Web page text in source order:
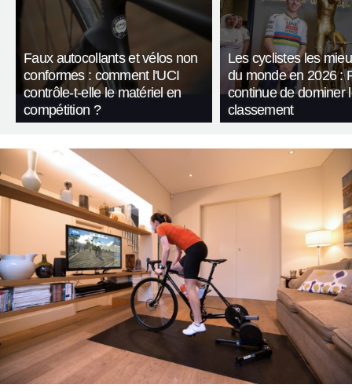
Faux autocollants et vélos non
conformes : comment l'UCI
contrôle-t-elle le matériel en
compétition ?
Les cyclistes les
du monde en 2026 :
continue de dominer
classement